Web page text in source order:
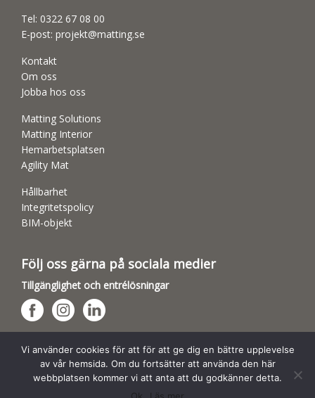
Tel: 0322 67 08 00
E-post: projekt@matting.se
Kontakt
Om oss
Jobba hos oss
Matting Solutions
Matting Interior
Hemarbetsplatsen
Agility Mat
Hållbarhet
Integritetspolicy
BIM-objekt
Följ oss gärna på sociala medier
Tillgänglighet och entrélösningar
Hundsporthallar
Vi använder cookies för att för att ge dig en bättre upplevelse
av vår hemsida. Om du fortsätter att använda den här
webbplatsen kommer vi att anta att du godkänner detta.